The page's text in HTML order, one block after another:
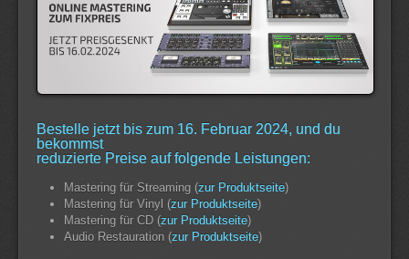
Bestelle jetzt bis zum 16. Februar 2024, und du
bekommst
reduzierte Preise auf folgende Leistungen:
Mastering für Streaming (zur Produktseite)
Mastering für Vinyl (zur Produktseite)
Mastering für CD (zur Produktseite)
Audio Restauration (zur Produktseite)